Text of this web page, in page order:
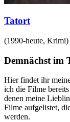
Tatort
(1990-heute, Krimi)
Demnächst im
Hier findet ihr
ich die Filme
denen meine
Filme aufgelistet,
werden.